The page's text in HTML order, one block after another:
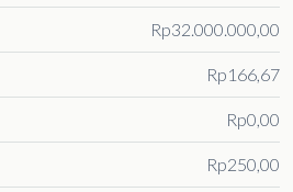
Rp32.000.000,00
Rp166,67
Rp0,00
Rp250,00